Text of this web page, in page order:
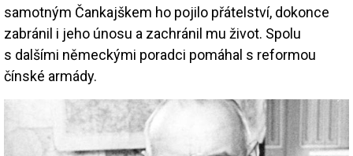
samotným Čankajškem ho pojilo přátelství, dokonce
zabránil i jeho únosu a zachránil mu život. Spolu
s dalšími německými poradci pomáhal s reformou
čínské armády.